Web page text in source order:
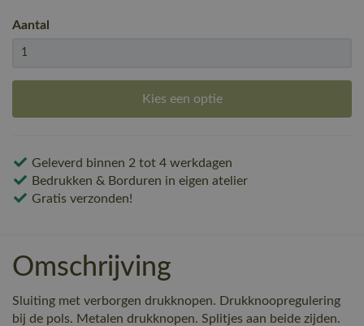
Aantal
Kies een optie
Geleverd binnen 2 tot 4 werkdagen
Bedrukken & Borduren in eigen atelier
Gratis verzonden!
Omschrijving
Sluiting met verborgen drukknopen. Drukknoopregulering
bij de pols. Metalen drukknopen. Splitjes aan beide zijden.